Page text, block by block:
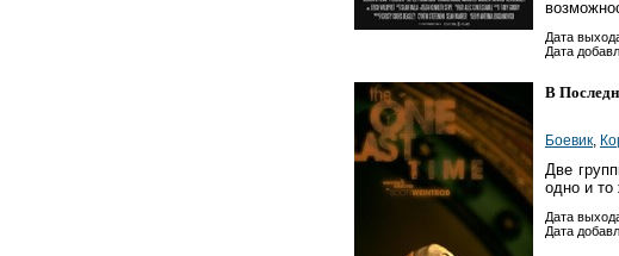
Дата
Дата
В
Боевик,
Две
одно и то
Дата
Дата